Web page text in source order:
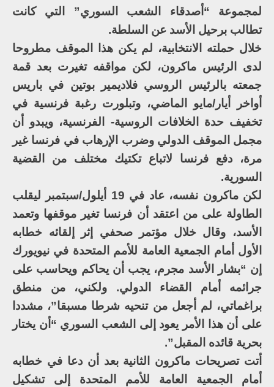
لمجموعة “أصدقاء الشعب السوري” التي كانت
تطالب برحيل الأسد عن السلطة.
خلال حملته الانتخابية، لم يكن هذا الموقف مطروحا
لدى الرئيس ماكرون، لكن مواقفه تغيرت بعد قمة
جمعته بالرئيس الروسي فلاديمير بوتين في باريس
أواخر أيار/مايو الماضي، وتبلورت رغبة فرنسية في
تخفيف حدة الخلافات الروسية- الفرنسية، ويبدو أن
مجمل الموقف الدولي وضرب الإرهاب في فرنسا غير
مرة، دفع فرنسا لاتباع تكتيك مختلف من القضية
السورية.
لكن ماكرون نفسه، عاد في 19 أيلول/سبتمبر ليقلب
الطاولة على من اعتقد أن فرنسا تغير موقفها وتعمد
الأسد، وقال خلال مؤتمر صحفي إثر إلقائه خطابه
الأول أمام الجمعية العامة للأمم المتحدة في نيويورك
إن “بشار الأسد مجرم، يجب أن يحاكم ويحاسب على
جرائمه أمام القضاء الدولي. ولكني، من منطق
براغماتي، لم أجعل من تنحيه شرطا مسبقا”، مشددا
على أن هذا الأمر يعود إلى الشعب السوري “أن يختار
بحرية قائده المقبل”.
أتت تصريحات ماكرون الثانية بعد أن دعا في خطابه
أمام الجمعية العامة للأمم المتحدة إلى تشكيل